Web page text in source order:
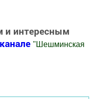
и интересным
" Шешминская